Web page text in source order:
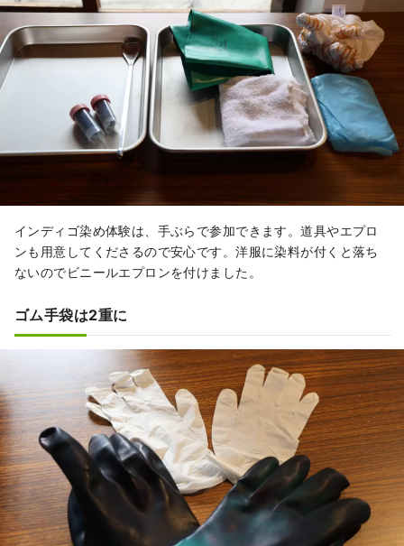
インディゴ染め体験は、手ぶらで参加できます。道具やエプロ
ンも用意してくださるので安心です。洋服に染料が付くと落ち
ないのでビニールエプロンを付けました。
ゴム手袋は2重に